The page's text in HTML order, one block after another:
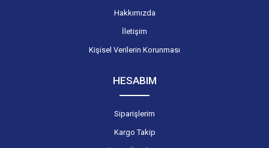
Hakkımızda
İletişim
Kişisel Verilerin Korunması
HESABIM
Siparişlerim
Kargo Takip